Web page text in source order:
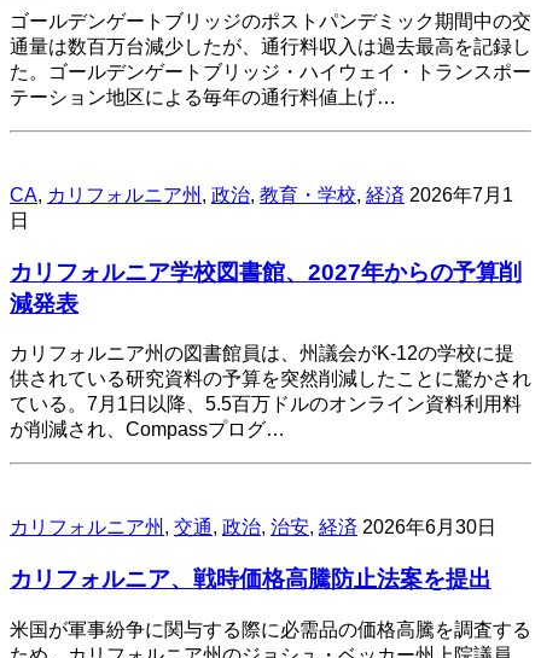
ゴールデンゲートブリッジのポストパンデミック期間中の交
通量は数百万台減少したが、通行料収入は過去最高を記録し
た。ゴールデンゲートブリッジ・ハイウェイ・トランスポー
テーション地区による毎年の通行料値上げ…
CA, カリフォルニア州 , 政治, 教育・学校, 経済 2026年7月1
日
カリフォルニア学校図書館、2027年からの予算削
減発表
カリフォルニア州の図書館員は、州議会がK-12の学校に提
供されている研究資料の予算を突然削減したことに驚かされ
ている。7月1日以降、5.5百万ドルのオンライン資料利用料
が削減され、Compassプログ…
カリフォルニア州 , 交通, 政治, 治安, 経済 2026年6月30日
カリフォルニア、戦時価格高騰防止法案を提出
米国が軍事紛争に関与する際に必需品の価格高騰を調査する